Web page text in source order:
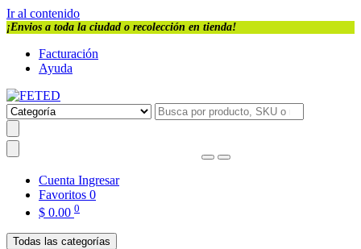
Ir al contenido
¡Envios a toda la ciudad o recolección en tienda!
Facturación
Ayuda
Cuenta Ingresar
Favoritos 0
$ 0.00 0
Todas las categorías